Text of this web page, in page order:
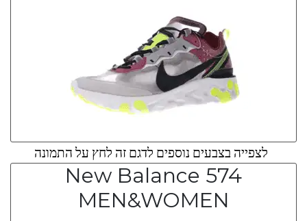
לצפייה בצבעים נוספים לדגם זה לחץ על התמונה
New Balance 574
MEN&WOMEN